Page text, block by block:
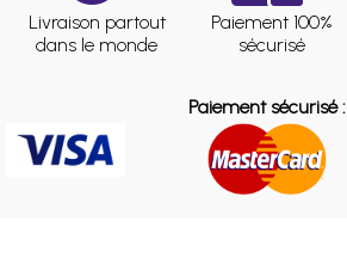
Livraison partout
dans le monde
Paiement 100%
sécurisé
Paiement sécurisé :